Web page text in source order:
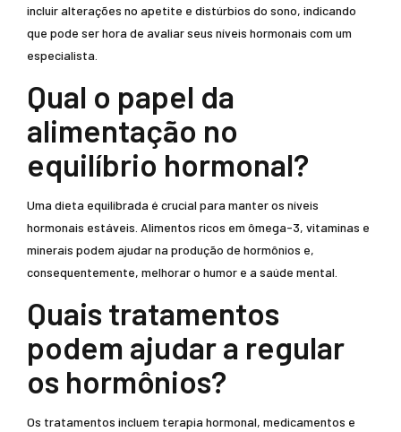
incluir alterações no apetite e distúrbios do sono, indicando
que pode ser hora de avaliar seus níveis hormonais com um
especialista.
Qual o papel da
alimentação no
equilíbrio hormonal?
Uma dieta equilibrada é crucial para manter os níveis
hormonais estáveis. Alimentos ricos em ômega-3, vitaminas e
minerais podem ajudar na produção de hormônios e,
consequentemente, melhorar o humor e a saúde mental.
Quais tratamentos
podem ajudar a regular
os hormônios?
Os tratamentos incluem terapia hormonal, medicamentos e